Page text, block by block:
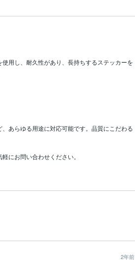
用し、耐久性があり、長持ちするステッカーを
あらゆる用途に対応可能です。品質にこだわる
にお問い合わせください。
2年前